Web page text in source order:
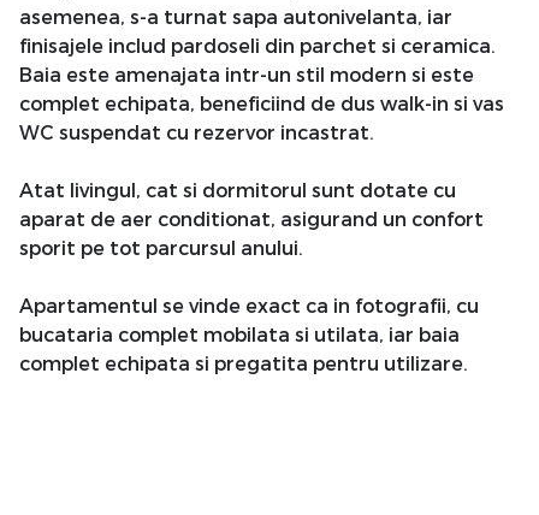
asemenea, s-a turnat sapa autonivelanta, iar
finisajele includ pardoseli din parchet si ceramica.
Baia este amenajata intr-un stil modern si este
complet echipata, beneficiind de dus walk-in si vas
WC suspendat cu rezervor incastrat.
Atat livingul, cat si dormitorul sunt dotate cu
aparat de aer conditionat, asigurand un confort
sporit pe tot parcursul anului.
Apartamentul se vinde exact ca in fotografii, cu
bucataria complet mobilata si utilata, iar baia
complet echipata si pregatita pentru utilizare.